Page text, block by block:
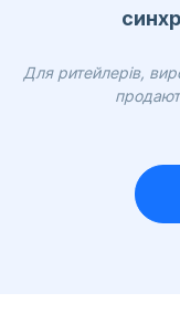
Для ритейлерів,